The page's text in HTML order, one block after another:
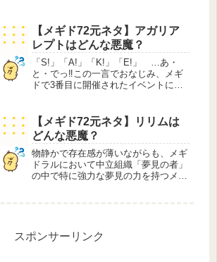
果は薄まるのは少し残念です。イベン
ト「恋は拷問、愛は処刑」でレオのこ
と...
【メギド72元ネタ】アガリア
レプトはどんな悪魔？
「S!」「A!」「K!」「E!」 …あ・
と・でっ‼この一言でおなじみ、メギ
ドで3番目に開催されたイベントにて
んことコルソンには「アレプさん」と
呼ばれていますが、自分は「レプ...
【メギド72元ネタ】リリムは
どんな悪魔？
物静かで存在感が薄いながらも、メギ
ドラルにおいて中立組織「夢見の者」
の中で特に強力な夢見の力を持つメギ
さ...
スポンサーリンク